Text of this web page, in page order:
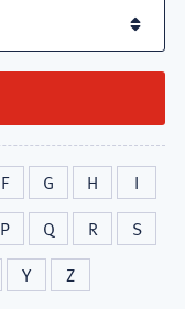
F G H
I
P Q R
S
Y Z